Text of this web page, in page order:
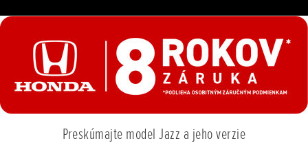
Preskúmajte model Jazz a jeho verzie